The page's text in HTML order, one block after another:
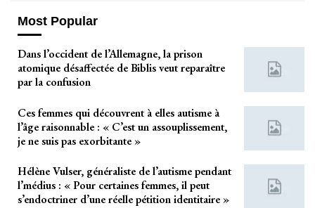
Most Popular
Dans l’occident de l’Allemagne, la prison
atomique désaffectée de Biblis veut reparaître
par la confusion
Ces femmes qui découvrent à elles autisme à
l’âge raisonnable : « C’est un assouplissement,
je ne suis pas exorbitante »
Hélène Vulser, généraliste de l’autisme pendant
l’médius : « Pour certaines femmes, il peut
s’endoctriner d’une réelle pétition identitaire »